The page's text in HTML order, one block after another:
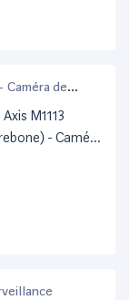
- Caméra de
M1113
- Caméra
(Pas De
- 800 X